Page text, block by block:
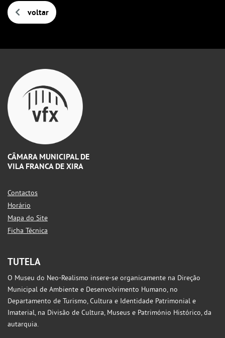
voltar
CÂMARA MUNICIPAL DE
VILA FRANCA DE XIRA
Contactos
Horário
Mapa do Site
Ficha Técnica
TUTELA
O Museu do Neo-Realismo insere-se organicamente na Direção
Municipal de Ambiente e Desenvolvimento Humano, no
Departamento de Turismo, Cultura e Identidade Patrimonial e
Imaterial, na Divisão de Cultura, Museus e Património Histórico, da
autarquia.